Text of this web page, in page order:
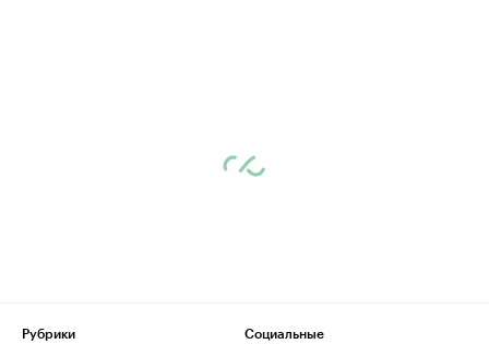
Рубрики
Социальные